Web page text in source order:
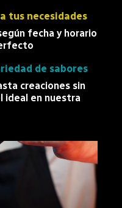
tus necesidades
fecha y horario
de sabores
creaciones sin
ideal en nuestra